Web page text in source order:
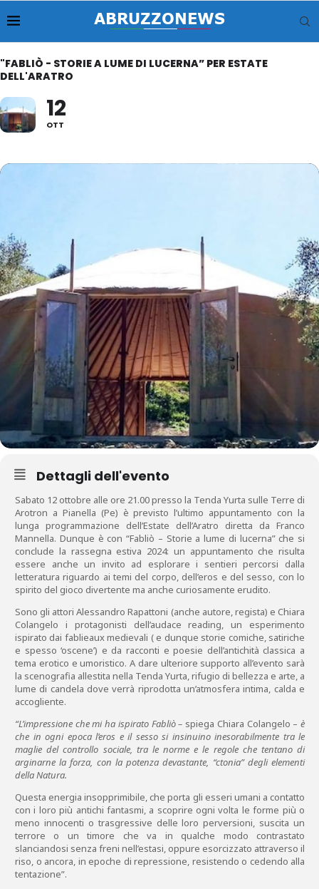
"FABLIÒ - STORIE A LUME DI LUCERNA” PER ESTATE
DELL'ARATRO
12
OTT
Dettagli dell'evento
Sabato 12 ottobre alle ore 21.00 presso la Tenda Yurta sulle Terre di
Arotron a Pianella (Pe) è previsto l’ultimo appuntamento con la
lunga programmazione dell’Estate dell’Aratro diretta da Franco
Mannella. Dunque è con “Fabliò – Storie a lume di lucerna” che si
conclude la rassegna estiva 2024: un appuntamento che risulta
essere anche un invito ad esplorare i sentieri percorsi dalla
letteratura riguardo ai temi del corpo, dell’eros e del sesso, con lo
spirito del gioco divertente ma anche curiosamente erudito.
Sono gli attori Alessandro Rapattoni (anche autore, regista) e Chiara
Colangelo i protagonisti dell’audace reading, un esperimento
ispirato dai fablieaux medievali ( e dunque storie comiche, satiriche
e spesso ‘oscene’) e da racconti e poesie dell’antichità classica a
tema erotico e umoristico. A dare ulteriore supporto all’evento sarà
la scenografia allestita nella Tenda Yurta, rifugio di bellezza e arte, a
lume di candela dove verrà riprodotta un’atmosfera intima, calda e
accogliente.
“L’impressione che mi ha ispirato Fabliò – spiega Chiara Colangelo – è
che in ogni epoca l’eros e il sesso si insinuino inesorabilmente tra le
maglie del controllo sociale, tra le norme e le regole che tentano di
arginarne la forza, con la potenza devastante, “ctonia” degli elementi
della Natura.
Questa energia insopprimibile, che porta gli esseri umani a contatto
con i loro più antichi fantasmi, a scoprire ogni volta le forme più o
meno innocenti o trasgressive delle loro perversioni, suscita un
terrore o un timore che va in qualche modo contrastato
slanciandosi senza freni nell’estasi, oppure esorcizzato attraverso il
riso, o ancora, in epoche di repressione, resistendo o cedendo alla
tentazione”.